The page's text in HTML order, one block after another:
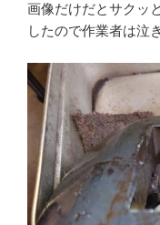
画像だけだとサクッ
したので作業者は泣